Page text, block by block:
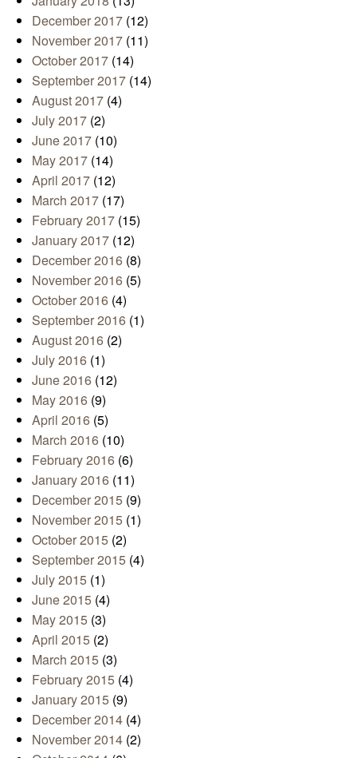
December 2017 (12)
November 2017 (11)
October 2017 (14)
September 2017 (14)
August 2017 (4)
July 2017 (2)
June 2017 (10)
May 2017 (14)
April 2017 (12)
March 2017 (17)
February 2017 (15)
January 2017 (12)
December 2016 (8)
November 2016 (5)
October 2016 (4)
September 2016 (1)
August 2016 (2)
July 2016 (1)
June 2016 (12)
May 2016 (9)
April 2016 (5)
March 2016 (10)
February 2016 (6)
January 2016 (11)
December 2015 (9)
November 2015 (1)
October 2015 (2)
September 2015 (4)
July 2015 (1)
June 2015 (4)
May 2015 (3)
April 2015 (2)
March 2015 (3)
February 2015 (4)
January 2015 (9)
December 2014 (4)
November 2014 (2)